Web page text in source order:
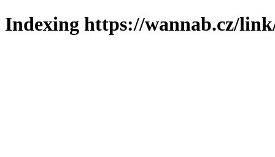
Indexing https://wannab.cz/